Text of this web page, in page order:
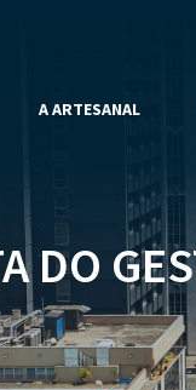
A ARTESANAL
DO